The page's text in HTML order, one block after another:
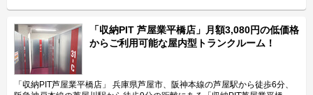
が広く、無料貸し出しの台車を完備しているため、大きい荷物の出し入れが
簡単です。 無人運営のトランクルームなので24時間365日いつでもご利用
頂けます。外部にはLED照明を設置しており、夜も明るく安心できる環境で
す。 除湿機やサーキュレーター、換気扇や扇風機など換気設備を完備して
おり、荷物の保管に最適な環境を提供致します。 主にどんな方がご利用さ
れているのでしょうか？ 「収納PIT墨田向島5丁目店」は主に墨田・向島・
曳舟・浅草エリアにお住いのファミリー層や個人のお客様に多くご利用頂い
ださい。 関西圏のトランクルーム市場でトランクルーム事業を行なってい
る主要企業は、「収納ピット」を運営している私たち株式会社アンビシャス
と他3社程があります。 関東圏に比べて、企業の数は多くありませんし、ト
ランクルームの知名度も低いです。東京をはじめとした首都圏は多少知名度
はあるものの、まだ利用したことがない人も多いと思いますが、関西はそも
そもトランクルームの存在自体がほとんど知られていません。そのため、関
「収納PIT 芦屋業平橋店」月額3,080円の低価格
からご利用可能な屋内型トランクルーム！
「収納PIT芦屋業平橋店」 兵庫県芦屋市、阪神本線の芦屋駅から徒歩6分、